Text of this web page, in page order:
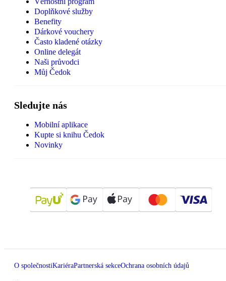
Doplňkové služby
Benefity
Dárkové vouchery
Často kladené otázky
Online delegát
Naši průvodci
Můj Čedok
Sledujte nás
Mobilní aplikace
Kupte si knihu Čedok
Novinky
O společnostiKariéraPartnerská sekceOchrana osobních údajů